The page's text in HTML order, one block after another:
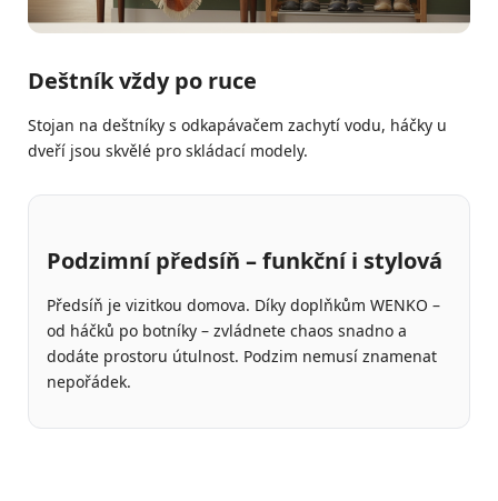
Deštník vždy po ruce
Stojan na deštníky s odkapávačem zachytí vodu, háčky u
dveří jsou skvělé pro skládací modely.
Podzimní předsíň – funkční i stylová
Předsíň je vizitkou domova. Díky doplňkům WENKO –
od háčků po botníky – zvládnete chaos snadno a
dodáte prostoru útulnost. Podzim nemusí znamenat
nepořádek.